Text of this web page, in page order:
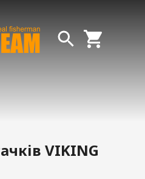
VIKING